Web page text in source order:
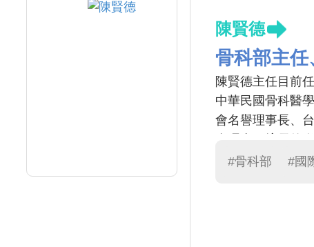
陳賢德
骨科部主
陳賢德主任目前
中華民國骨科醫
會名譽理事長、
腫瘤手術治療，
術臨床應用之植
#骨科部 #國